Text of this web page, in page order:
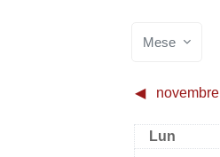
Mese
◀︎ novembre
Lunedi
Lun